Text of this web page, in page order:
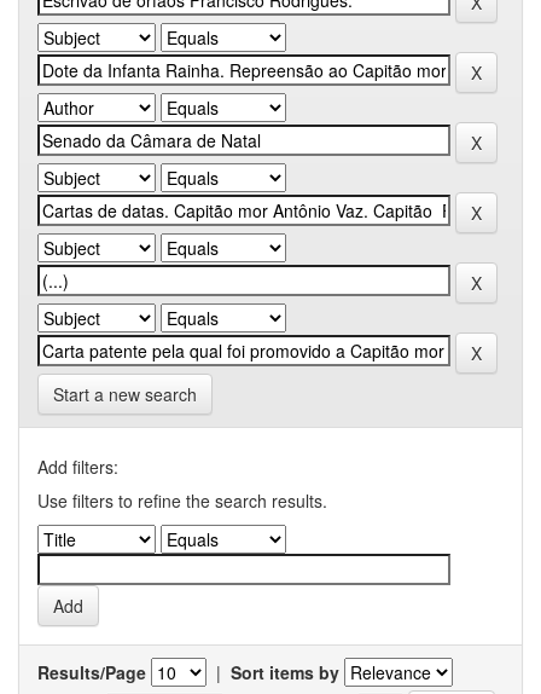
Start a new search
Add filters:
Use filters to refine the search results.
Results/Page | Sort items by